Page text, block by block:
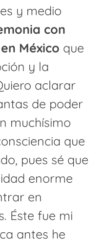
y medio
con
México que
y la
aclarar
de poder
muchísimo
que
pues sé que
enorme
en
Éste fue mi
antes he